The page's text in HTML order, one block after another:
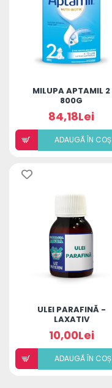
MILUPA APTAMIL 2
800G
84,18Lei
ADAUGÃ ÎN COȘ
ULEI PARAFINĂ -
LAXATIV
10,00Lei
ADAUGÃ ÎN COȘ